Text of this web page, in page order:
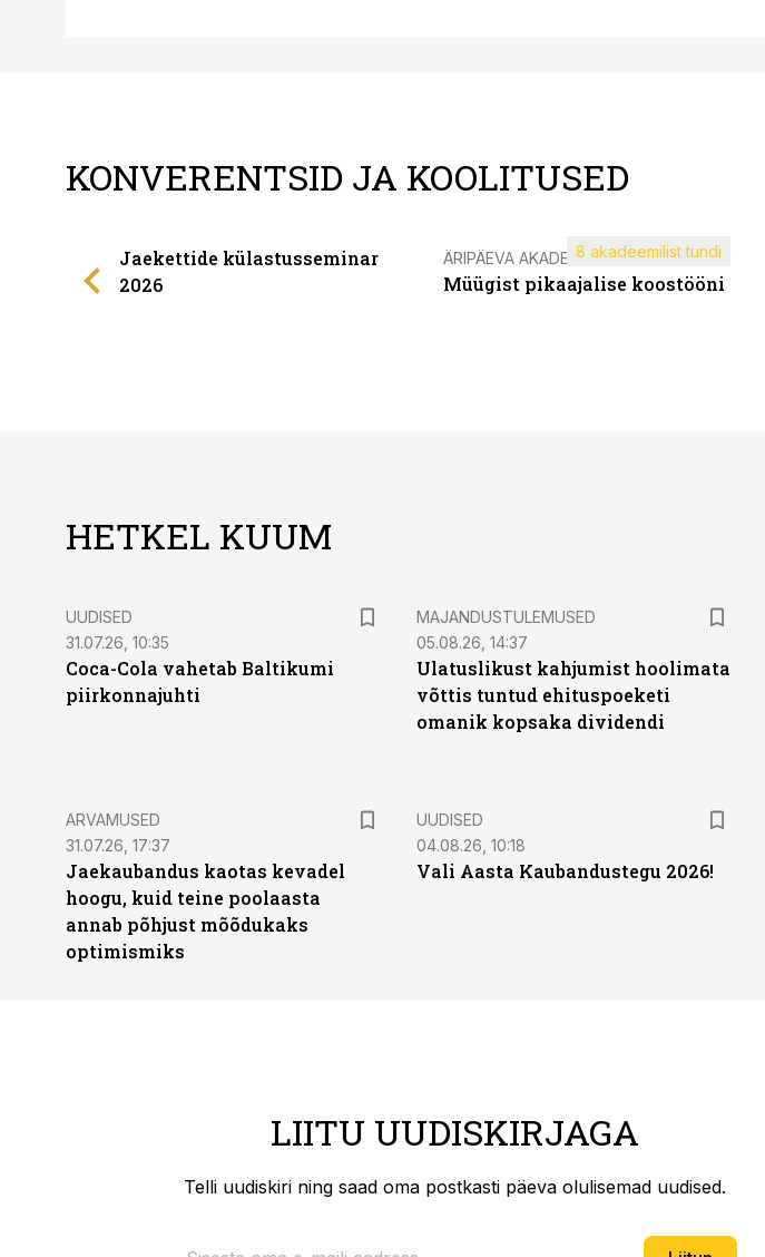
KONVERENTSID JA KOOLITUSED
Jaekettide külastusseminar
2026
ÄRIPÄEVA AKADEEMIA
Müügist pikaajalise koostööni
8 akadeemilist tundi
HETKEL KUUM
UUDISED
31.07.26, 10:35
Coca-Cola vahetab Baltikumi
piirkonnajuhti
MAJANDUSTULEMUSED
05.08.26, 14:37
Ulatuslikust kahjumist hoolimata
võttis tuntud ehituspoeketi
omanik kopsaka dividendi
ARVAMUSED
31.07.26, 17:37
Jaekaubandus kaotas kevadel
hoogu, kuid teine poolaasta
annab põhjust mõõdukaks
optimismiks
UUDISED
04.08.26, 10:18
Vali Aasta Kaubandustegu 2026!
LIITU UUDISKIRJAGA
Telli uudiskiri ning saad oma postkasti päeva olulisemad uudised.